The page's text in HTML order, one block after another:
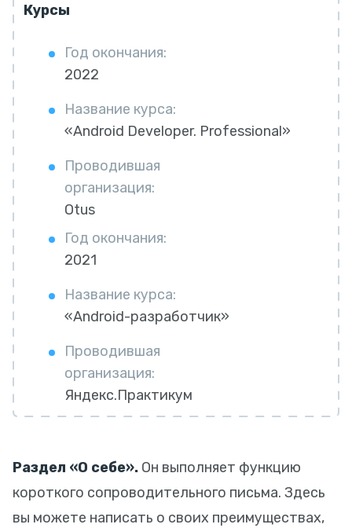
Курсы
Год окончания:
2022
Название курса:
«Android Developer. Professional»
Проводившая
организация:
Otus
Год окончания:
2021
Название курса:
«Android-разработчик»
Проводившая
организация:
Яндекс.Практикум
Раздел «О себе». Он выполняет функцию
короткого сопроводительного письма. Здесь
вы можете написать о своих преимуществах,